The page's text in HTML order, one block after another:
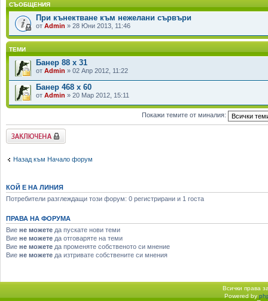
СЪОБЩЕНИЯ
При кънектване към нежелани сървъри
от Admin » 28 Юни 2013, 11:46
ТЕМИ
Банер 88 x 31
от Admin » 02 Апр 2012, 11:22
Банер 468 х 60
от Admin » 20 Мар 2012, 15:11
Покажи темите от миналия:
Заключен форум
Назад към Начало форум
КОЙ Е НА ЛИНИЯ
Потребители разглеждащи този форум: 0 регистрирани и 1 госта
ПРАВА НА ФОРУМА
Вие не можете да пускате нови теми
Вие не можете да отговаряте на теми
Вие не можете да променяте собственото си мнение
Вие не можете да изтривате собствените си мнения
Всички права
Начало форум Powered by